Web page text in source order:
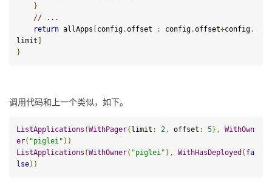
}
// ...
return allApps config.offset : config.offset+config.
limit
}
调用代码和上一个类似，如下。
ListApplications (WithPager{ limit : 2, offset : 5},
WithOwn
er( "piglei" ))
ListApplications (WithOwner( "piglei" ), WithHasDeployed ( fa
lse))